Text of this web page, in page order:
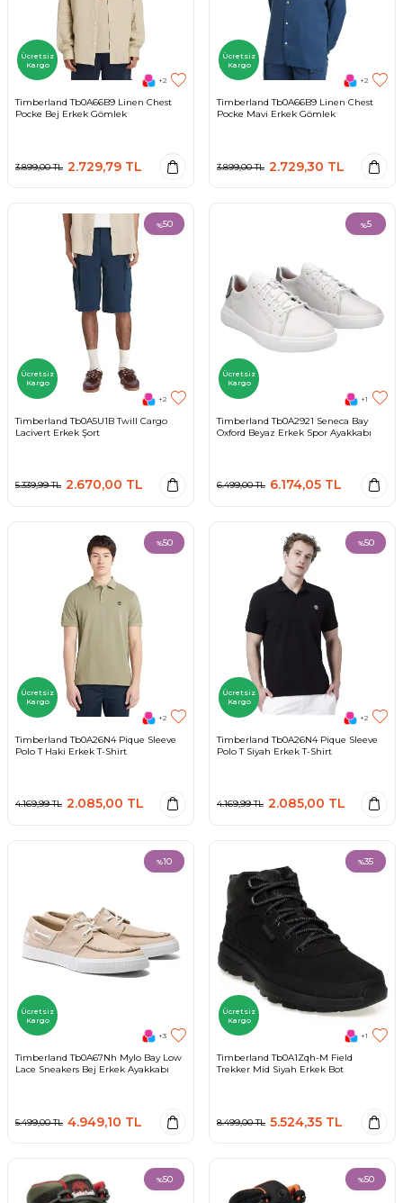
Ücretsiz
Kargo
+2
Timberland Tb0A66B9 Linen Chest
Pocke Bej Erkek Gömlek
3.899,00TL 2.729,79 TL
Ücretsiz
Kargo
+2
Timberland Tb0A66B9 Linen Chest
Pocke Mavi Erkek Gömlek
3.899,00TL 2.729,30 TL
%50
Ücretsiz
Kargo
+2
Timberland Tb0A5U1B Twill Cargo
Lacivert Erkek Şort
5.339,99TL 2.670,00 TL
%5
Ücretsiz
Kargo
+1
Timberland Tb0A2921 Seneca Bay
Oxford Beyaz Erkek Spor Ayakkabı
6.499,00TL 6.174,05 TL
%50
Ücretsiz
Kargo
+2
Timberland Tb0A26N4 Pique Sleeve
Polo T Haki Erkek T-Shirt
4.169,99TL 2.085,00 TL
%50
Ücretsiz
Kargo
+2
Timberland Tb0A26N4 Pique Sleeve
Polo T Siyah Erkek T-Shirt
4.169,99TL 2.085,00 TL
%10
Ücretsiz
Kargo
+3
Timberland Tb0A67Nh Mylo Bay Low
Lace Sneakers Bej Erkek Ayakkabı
5.499,00TL 4.949,10 TL
%35
Ücretsiz
Kargo
+1
Timberland Tb0A1Zqh-M Field
Trekker Mid Siyah Erkek Bot
8.499,00TL 5.524,35 TL
%50 %50